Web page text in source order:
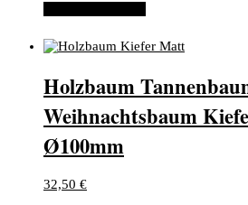
Holzbaum
Weihnachtsbaum
Ø100mm
32,50 €